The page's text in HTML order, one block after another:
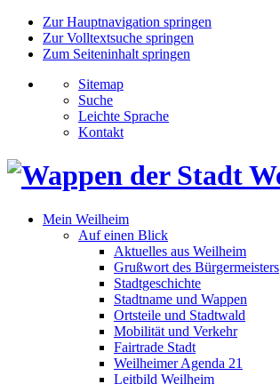
Zur Hauptnavigation springen
Zur Volltextsuche springen
Zum Seiteninhalt springen
Sitemap
Suche
Leichte Sprache
Kontakt
Mein Weilheim
Auf einen Blick
Aktuelles aus Weilheim
Grußwort des Bürgermeisters
Stadtgeschichte
Stadtname und Wappen
Ortsteile und Stadtwald
Mobilität und Verkehr
Fairtrade Stadt
Weilheimer Agenda 21
Leitbild Weilheim